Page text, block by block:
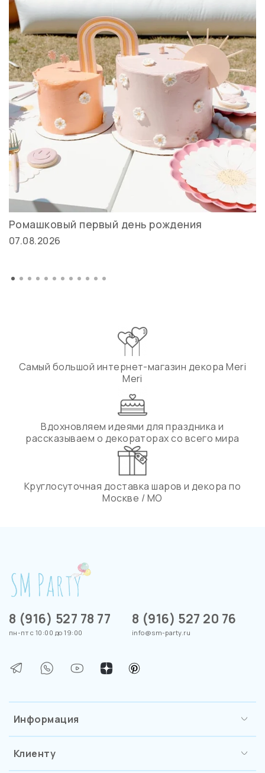
Ромашковый первый день рождения
07.08.2026
Самый большой интернет-магазин декора Meri
Meri
Вдохновляем идеями для праздника и
рассказываем о декораторах со всего мира
Круглосуточная доставка шаров и декора по
Москве / МО
Информация
Клиенту
8 (916) 527 78 77
пн-пт с 10:00 до 19:00
8 (916) 527 20 76
info@sm-party.ru